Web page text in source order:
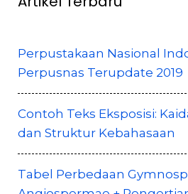
Perpustakaan Nasional
Perpusnas Terupdate 2019
Contoh Teks Eksposisi:
dan Struktur Kebahasaan
Tabel Perbedaan